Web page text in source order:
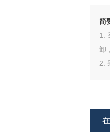
简
1.
卸
2.